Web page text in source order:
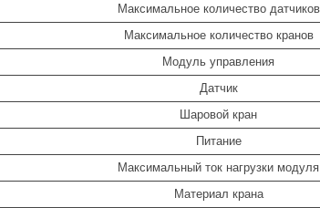
Максимальное количество датчиков
Максимальное количество кранов
Модуль управления
Датчик
Шаровой кран
Питание
Максимальный ток нагрузки модуля
Материал крана